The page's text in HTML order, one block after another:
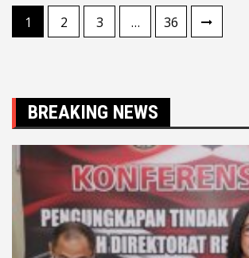
Paginasi
pos
1 2 3 … 36
BREAKING NEWS